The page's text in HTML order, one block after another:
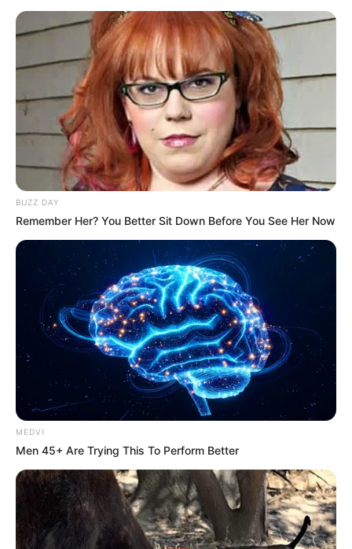
BUZZ DAY
Remember Her? You Better Sit Down Before You See Her Now
MEDVI
Men 45+ Are Trying This To Perform Better